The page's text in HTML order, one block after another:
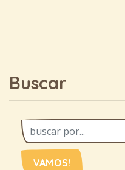
Buscar
VAMOS!